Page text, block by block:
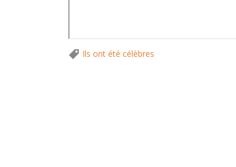
Ils ont été célèbres